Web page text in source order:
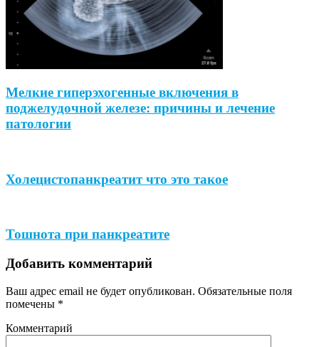
Мелкие гиперэхогенные включения в
поджелудочной железе: причины и лечение
патологии
Холецистопанкреатит что это такое
Тошнота при панкреатите
Добавить комментарий
Ваш адрес email не будет опубликован. Обязательные поля
помечены *
Комментарий